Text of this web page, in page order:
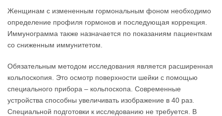
Женщинам с измененным гормональным фоном необходимо
определение профиля гормонов и последующая коррекция.
Иммунограмма также назначается по показаниям пациенткам
со сниженным иммунитетом.
Обязательным методом исследования является расширенная
кольпоскопия. Это осмотр поверхности шейки с помощью
специального прибора – кольпоскопа. Современные
устройства способны увеличивать изображение в 40 раз.
Специальной подготовки к исследованию не требуется. В